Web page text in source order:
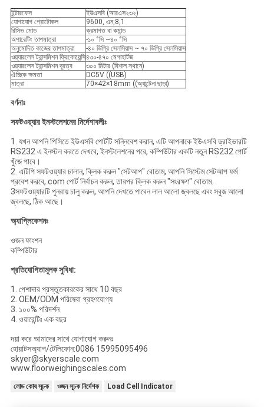
ইন্টারফেস
ইউএসবি (আরএস২৩২)
যোগাযোগ প্রোটোকল
9600, এন,8,1
রিসিভ মোড
ক্রমাগত বা কমান্ড
অপারেটিং তাপমাত্রা
-১০ °সি ~৪০ °সি
অনুমোদিত কাজের তাপমাত্রা
-৪০ ডিগ্রি সেলসিয়াস ~ ৭০ ডিগ্রি সেলসিয়াস
ওয়্যারলেস ট্রান্সমিশন ফ্রিকোয়েন্সি৪৩০-৪৭০ মেগাহার্টজ
ওয়্যারলেস ট্রান্সমিশন দূরত্ব
৩০০ মিটার (বিশাল স্থানে)
ঐচ্ছিক ক্ষমতা
DC5V ((USB)
মাত্রা
70×42×18mm ((অ্যান্টেনা ছাড়া)
বর্ণনাঃ
সফটওয়্যার ইনস্টলেশনের নির্দেশাবলীঃ
1. যখন আপনি পিসিতে ইউএসবি পোর্টটি সন্নিবেশ করান, এটি আপনাকে ইউএসবি ড্রাইভারটি
RS232 এ ইনস্টল করতে দেখবে, ইনস্টলেশনের পরে, কম্পিউটার একটি নতুন RS232 পোর্ট
খুঁজে পাবে।
2. এটিপি সফটওয়্যার চালান, ক্লিক করুন "সেটআপ" বোতাম, আপনি সিস্টেম সেটআপ ফর্ম
প্রবেশ করবে, com পোর্ট নির্বাচন করুন, তারপর ক্লিক করুন "সংরক্ষণ" বোতাম.
3সফটওয়্যারটি পুনরায় চালু করুন, আপনি দেখতে পাবেন লাল আলো জ্বলছে এবং সবুজ আলো
জ্বলছে, ঠিক আছে।
অ্যাপ্লিকেশনঃ
ওজন ফাংশন
কম্পিউটার
প্রতিযোগিতামূলক সুবিধা:
1. পেশাদার প্রস্তুতকারকের সাথে 10 বছর
2. OEM/ODM পরিষেবা গ্রহণযোগ্য
3. ১০০% পরিদর্শন
4. ওয়ারেন্টিঃ এক বছর
দয়া করে আমাদের সাথে যোগাযোগ করুনঃ
হোয়াটসঅ্যাপ/টেলিফোন:0086 15995095496
skyer@skyerscale.com
www.floorweighingscales.com
লোড কোষ সূচক ওজন সূচক নির্দেশক Load Cell Indicator